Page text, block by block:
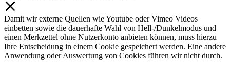
Damit wir externe Quellen wie Youtube oder Vimeo Videos
einbetten sowie die dauerhafte Wahl von Hell-/Dunkelmodus und
einen Merkzettel ohne Nutzerkonto anbieten können, muss hierzu
Ihre Entscheidung in einem Cookie gespeichert werden. Eine andere
Anwendung oder Auswertung von Cookies führen wir nicht durch.